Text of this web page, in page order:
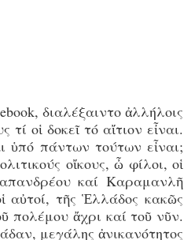
διαλέξαιντο ἀλλήλοις
οἱ δοκεῖ τό αἴτιον εἶναι.
ὑπό πάντων τούτων εἶναι;
οἴκους, ὦ φίλοι, οἱ
καί Καραμανλῆ
αὐτοί, τῆς Ἑλλάδος κακῶς
πολέμου ἄχρι καί τοῦ νῦν.
μεγάλης ἀνικανότητος